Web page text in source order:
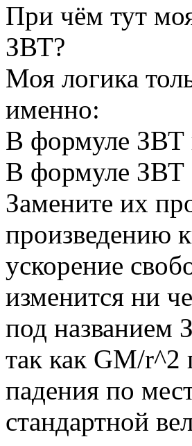
При чём тут
ЗВТ?
Моя логика
именно:
В формуле ЗВТ
В формуле ЗВТ
Замените их
произведению
ускорение
изменится ни
под названием
так как GM/r^2
падения по
стандартной